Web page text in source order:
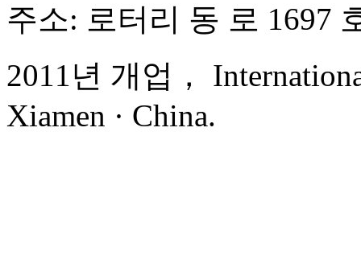
주소: 로터리 동 로 1697
2011년 개업，
Xiamen · China.